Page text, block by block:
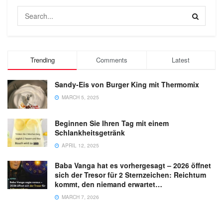
Trending Comments Latest
Sandy-Eis von Burger King mit Thermomix
MARCH 5, 2025
Beginnen Sie Ihren Tag mit einem
Schlankheitsgetränk
APRIL 12, 2025
Baba Vanga hat es vorhergesagt – 2026 öffnet
sich der Tresor für 2 Sternzeichen: Reichtum
kommt, den niemand erwartet…
MARCH 7, 2026